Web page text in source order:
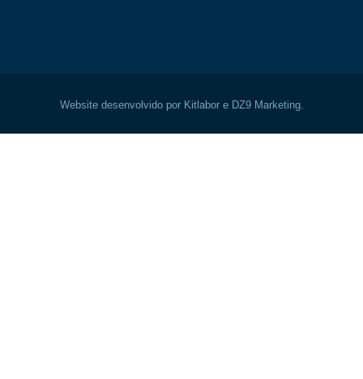
Website desenvolvido por Kitlabor e DZ9 Marketing.